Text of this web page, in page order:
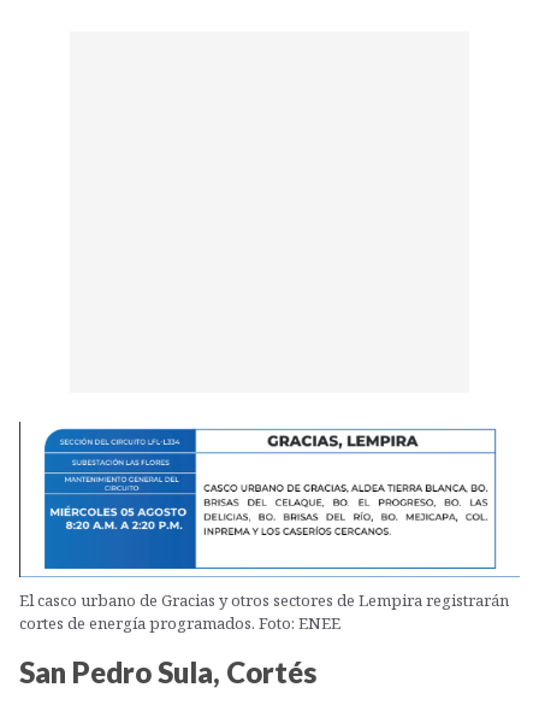
El casco urbano de Gracias y otros sectores de Lempira registrarán
cortes de energía programados. Foto: ENEE
San Pedro Sula, Cortés